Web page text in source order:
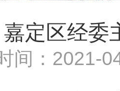
嘉定区经委
间： 2021-